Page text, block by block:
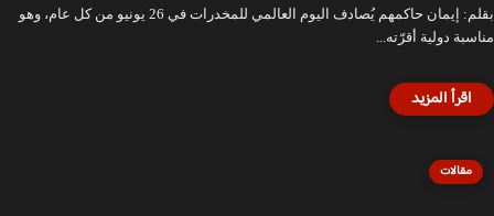
بقلم: إيمان حاكمهم يُصادف اليوم العالمي للمخدرات في 26 يونيو من كل عام، وهو
مناسبة دولية أقرّته...
مقالات